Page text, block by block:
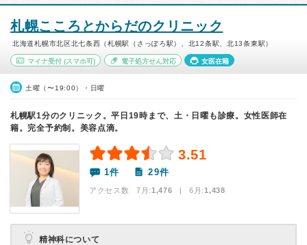
札幌こころとからだのクリニック
北海道札幌市北区北七条西（札幌駅（さっぽろ駅）、北12条駅、北13条東駅）
マイナ受付 (スマホ可) 電子処方せん対応 女医在籍
土曜（〜19:00）・日曜
札幌駅1分のクリニック。平日19時まで、土・日曜も診療。女性医師在
籍。完全予約制。美容点滴。
3.51
1件 29件
アクセス数 7月:1,476 | 6月:1,438
精神科について